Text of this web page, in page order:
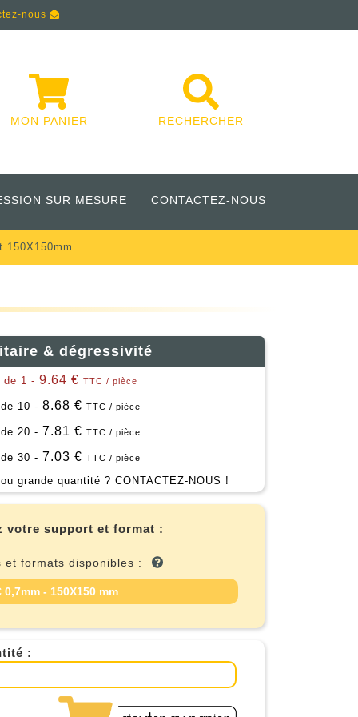
nous
MON PANIER RECHERCHER
SUR MESURE CONTACTEZ-NOUS
& dégressivité
de 1 - 9.64 € TTC / pièce
10 - 8.68 € TTC / pièce
20 - 7.81 € TTC / pièce
30 - 7.03 € TTC / pièce
grande quantité ? CONTACTEZ-NOUS !
votre support et format :
et formats disponibles :
0,7mm - 150X150 mm
: